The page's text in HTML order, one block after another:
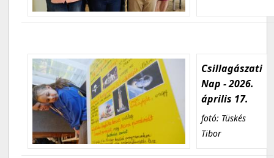
Csillagászati
Nap - 2026.
április 17.
fotó: Tüskés
Tibor